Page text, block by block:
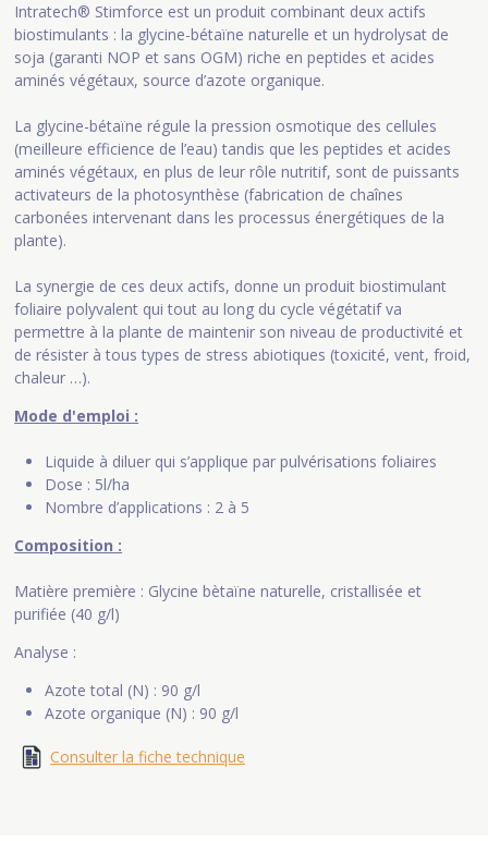
Intratech® Stimforce est un produit combinant deux actifs
biostimulants : la glycine-bétaïne naturelle et un hydrolysat de
soja (garanti NOP et sans OGM) riche en peptides et acides
aminés végétaux, source d’azote organique.
La glycine-bétaïne régule la pression osmotique des cellules
(meilleure efficience de l’eau) tandis que les peptides et acides
aminés végétaux, en plus de leur rôle nutritif, sont de puissants
activateurs de la photosynthèse (fabrication de chaînes
carbonées intervenant dans les processus énergétiques de la
plante).
La synergie de ces deux actifs, donne un produit biostimulant
foliaire polyvalent qui tout au long du cycle végétatif va
permettre à la plante de maintenir son niveau de productivité et
de résister à tous types de stress abiotiques (toxicité, vent, froid,
chaleur …).
Mode d'emploi :
Liquide à diluer qui s’applique par pulvérisations foliaires
Dose : 5l/ha
Nombre d’applications : 2 à 5
Composition :
Matière première : Glycine bètaïne naturelle, cristallisée et
purifiée (40 g/l)
Analyse :
Azote total (N) : 90 g/l
Azote organique (N) : 90 g/l
Consulter la fiche technique